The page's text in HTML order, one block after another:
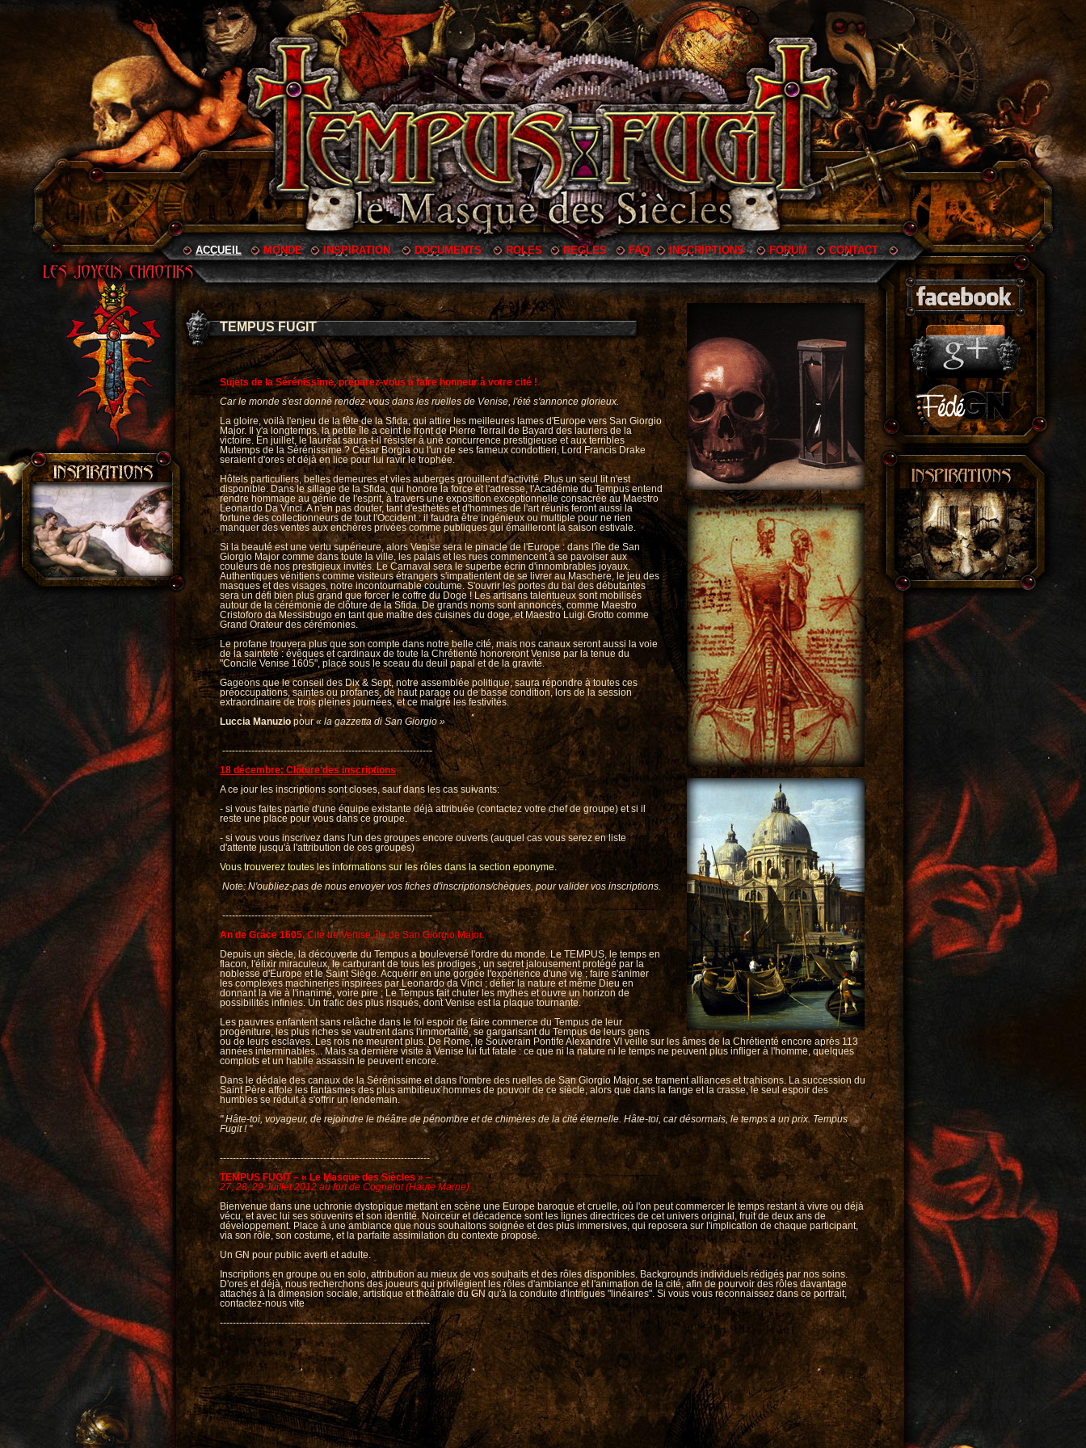
ACCUEIL MONDE INSPIRATION DOCUMENTS ROLES REGLES FAQ INSCRIPTIONS FORUM CONTACT
TEMPUS FUGIT
Sujets de la Sérénissime, préparez-vous à faire honneur à votre cité !
Car le monde s'est donné rendez-vous dans les ruelles de Venise, l'été s'annonce glorieux.
La gloire, voilà l'enjeu de la fête de la Sfida, qui attire les meilleures lames d'Europe vers San Giorgio
Major. Il y'a longtemps, la petite île a ceint le front de Pierre Terrail de Bayard des lauriers de la
victoire. En juillet, le lauréat saura-t-il résister à une concurrence prestigieuse et aux terribles
Mutemps de la Sérénissime ? César Borgia ou l'un de ses fameux condottieri, Lord Francis Drake
seraient d'ores et déjà en lice pour lui ravir le trophée.
Hôtels particuliers, belles demeures et viles auberges grouillent d'activité. Plus un seul lit n'est
disponible. Dans le sillage de la Sfida, qui honore la force et l'adresse, l'Académie du Tempus entend
rendre hommage au génie de l'esprit, à travers une exposition exceptionnelle consacrée au Maestro
Leonardo Da Vinci. A n'en pas douter, tant d'esthètes et d'hommes de l'art réunis feront aussi la
fortune des collectionneurs de tout l'Occident : il faudra être ingénieux ou multiple pour ne rien
manquer des ventes aux enchères privées comme publiques qui émailleront la saison estivale.
Si la beauté est une vertu supérieure, alors Venise sera le pinacle de l'Europe : dans l'île de San
Giorgio Major comme dans toute la ville, les palais et les rues commencent à se pavoiser aux
couleurs de nos prestigieux invités. Le Carnaval sera le superbe écrin d'innombrables joyaux.
Authentiques vénitiens comme visiteurs étrangers s'impatientent de se livrer au Maschere, le jeu des
masques et des visages, notre incontournable coutume. S'ouvrir les portes du bal des débutantes
sera un défi bien plus grand que forcer le coffre du Doge ! Les artisans talentueux sont mobilisés
autour de la cérémonie de clôture de la Sfida. De grands noms sont annoncés, comme Maestro
Cristoforo da Messisbugo en tant que maître des cuisines du doge, et Maestro Luigi Grotto comme
Grand Orateur des cérémonies.
Le profane trouvera plus que son compte dans notre belle cité, mais nos canaux seront aussi la voie
de la sainteté : évêques et cardinaux de toute la Chrétienté honoreront Venise par la tenue du
"Concile Venise 1605", placé sous le sceau du deuil papal et de la gravité.
Gageons que le conseil des Dix & Sept, notre assemblée politique, saura répondre à toutes ces
préoccupations, saintes ou profanes, de haut parage ou de basse condition, lors de la session
extraordinaire de trois pleines journées, et ce malgré les festivités.
Luccia Manuziopour« la gazzetta di San Giorgio »
-----------------------------------------------------------------
18 décembre: Clôture des inscriptions
A ce jour les inscriptions sont closes, sauf dans les cas suivants:
- si vous faites partie d'une équipe existante déjà attribuée (contactez votre chef de groupe) et si il
reste une place pour vous dans ce groupe.
- si vous vous inscrivez dans l'un des groupes encore ouverts (auquel cas vous serez en liste
d'attente jusqu'à l'attribution de ces groupes)
Vous trouverez toutes les informations sur les rôles dans la section eponyme.
Note: N'oubliez-pas de nous envoyer vos fiches d'inscriptions/chèques, pour valider vos inscriptions.
-----------------------------------------------------------------
An de Grâce 1605.Cité de Venise, île de San Giorgio Major.
Depuis un siècle, la découverte du Tempus a bouleversé l'ordre du monde. Le TEMPUS, le temps en
flacon, l'élixir miraculeux, le carburant de tous les prodiges ; un secret jalousement protégé par la
noblesse d'Europe et le Saint Siège. Acquérir en une gorgée l'expérience d'une vie ; faire s'animer
les complexes machineries inspirées par Leonardo da Vinci ; défier la nature et même Dieu en
donnant la vie à l'inanimé, voire pire ; Le Tempus fait chuter les mythes et ouvre un horizon de
possibilités infinies. Un trafic des plus risqués, dont Venise est la plaque tournante.
Les pauvres enfantent sans relâche dans le fol espoir de faire commerce du Tempus de leur
progéniture, les plus riches se vautrent dans l'immortalité, se gargarisant du Tempus de leurs gens
ou de leurs esclaves. Les rois ne meurent plus. De Rome, le Souverain Pontife Alexandre VI veille sur les âmes de la Chrétienté encore après 113
années interminables... Mais sa dernière visite à Venise lui fut fatale : ce que ni la nature ni le temps ne peuvent plus infliger à l'homme, quelques
complots et un habile assassin le peuvent encore.
Dans le dédale des canaux de la Sérénissime et dans l'ombre des ruelles de San Giorgio Major, se trament alliances et trahisons. La succession du
Saint Père affole les fantasmes des plus ambitieux hommes de pouvoir de ce siècle, alors que dans la fange et la crasse, le seul espoir des
humbles se réduit à s'offrir un lendemain.
" Hâte-toi, voyageur, de rejoindre le théâtre de pénombre et de chimères de la cité éternelle. Hâte-toi, car désormais, le temps a un prix. Tempus
Fugit ! "
-----------------------------------------------------------------
TEMPUS FUGIT – « Le Masque des Siècles » –
27, 28, 29 Juillet 2012 au fort de Cognelot (Haute Marne)
Bienvenue dans une uchronie dystopique mettant en scène une Europe baroque et cruelle, où l'on peut commercer le temps restant à vivre ou déjà
vécu, et avec lui ses souvenirs et son identité. Noirceur et décadence sont les lignes directrices de cet univers original, fruit de deux ans de
développement. Place à une ambiance que nous souhaitons soignée et des plus immersives, qui reposera sur l'implication de chaque participant,
via son rôle, son costume, et la parfaite assimilation du contexte proposé.
Un GN pour public averti et adulte.
Inscriptions en groupe ou en solo, attribution au mieux de vos souhaits et des rôles disponibles. Backgrounds individuels rédigés par nos soins.
D'ores et déjà, nous recherchons des joueurs qui privilégient les rôles d'ambiance et l'animation de la cité, afin de pourvoir des rôles davantage
attachés à la dimension sociale, artistique et théâtrale du GN qu'à la conduite d'intrigues "linéaires". Si vous vous reconnaissez dans ce portrait,
contactez-nous vite
-----------------------------------------------------------------